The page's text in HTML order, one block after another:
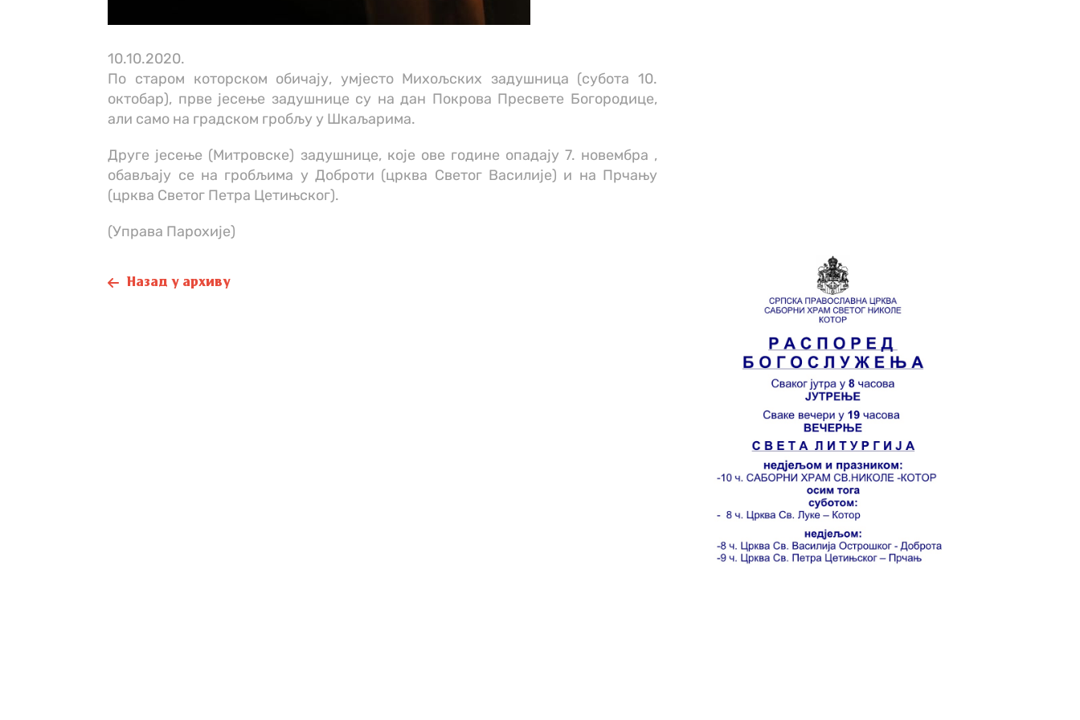
10.10.2020.
По старом которском обичају, умјесто Михољских задушница (субота 10.
октобар), прве јесење задушнице су на дан Покрова Пресвете Богородице,
али само на градском гробљу у Шкаљарима.
Друге јесење (Митровске) задушнице, које ове године опадају 7. новембра ,
обављају се на гробљима у Доброти (црква Светог Василије) и на Прчању
(црква Светог Петра Цетињског).
(Управа Парохије)
Назад у архиву